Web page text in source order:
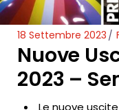
18 Settembre 2023
Nuove
2023 –
Le nuove